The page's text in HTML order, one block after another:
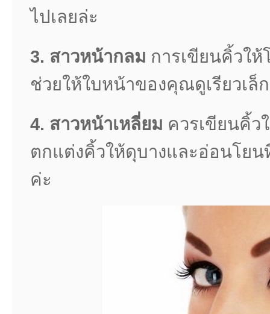
ไปเลยล่ะ
3. สาวหน้ากลม การเขียนคิ้วใ
ช่วยให้ใบหน้าของคุณดูเรียวเล็
4. สาวหน้าเหลี่ยม ควรเขียนคิ้ว
ตกแต่งคิ้วให้ดุบางและอ่อนโย
ค่ะ